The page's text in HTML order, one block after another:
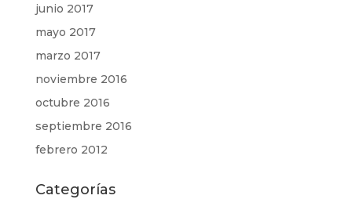
junio 2017
mayo 2017
marzo 2017
noviembre 2016
octubre 2016
septiembre 2016
febrero 2012
Categorías